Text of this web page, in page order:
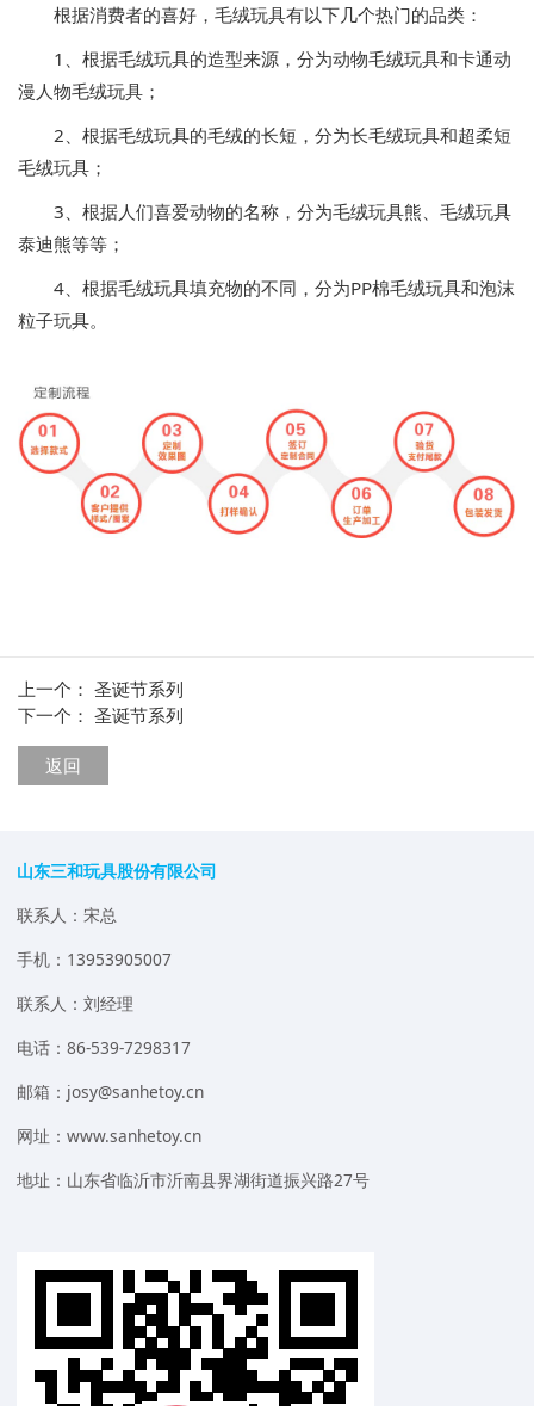
根据消费者的喜好，毛绒玩具有以下几个热门的品类：
1、根据毛绒玩具的造型来源，分为动物毛绒玩具和卡通动
漫人物毛绒玩具；
2、根据毛绒玩具的毛绒的长短，分为长毛绒玩具和超柔短
毛绒玩具；
3、根据人们喜爱动物的名称，分为毛绒玩具熊、毛绒玩具
泰迪熊等等；
4、根据毛绒玩具填充物的不同，分为PP棉毛绒玩具和泡沫
粒子玩具。
上一个：圣诞节系列
下一个：圣诞节系列
返回
山东三和玩具股份有限公司
联系人：宋总
手机：13953905007
联系人：刘经理
电话：86-539-7298317
邮箱：josy@sanhetoy.cn
网址：www.sanhetoy.cn
地址：山东省临沂市沂南县界湖街道振兴路27号